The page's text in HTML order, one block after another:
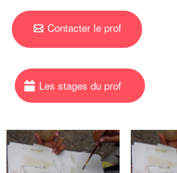
Contacter le prof